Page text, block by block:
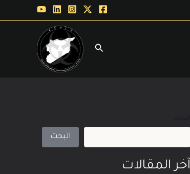
البحث
آخر المقالات